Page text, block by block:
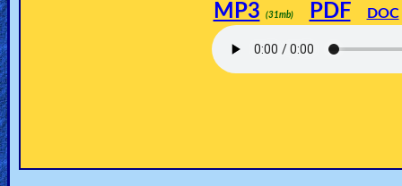
Witch
MP3 (31mb) PDF DOC